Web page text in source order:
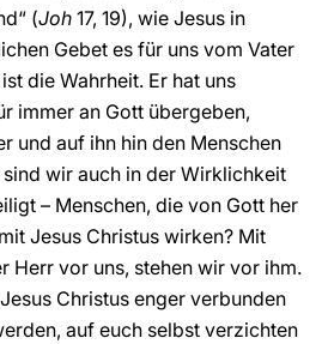
(Joh 17, 19), wie Jesus in
Gebet es für uns vom Vater
die Wahrheit. Er hat uns
immer an Gott übergeben,
und auf ihn hin den Menschen
wir auch in der Wirklichkeit
– Menschen, die von Gott her
Jesus Christus wirken? Mit
Herr vor uns, stehen wir vor ihm.
Christus enger verbunden
auf euch selbst verzichten